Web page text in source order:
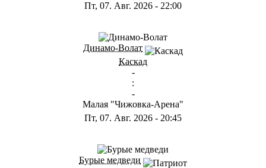
Пт, 07. Авг. 2026 - 22:00
Динамо-Волат
Каскад
-
:
-
Малая "Чижовка-Арена"
Пт, 07. Авг. 2026 - 20:45
Бурые медведи